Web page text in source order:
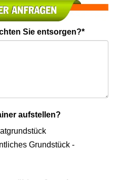
Sie entsorgen?*
aufstellen?
Grundstück -